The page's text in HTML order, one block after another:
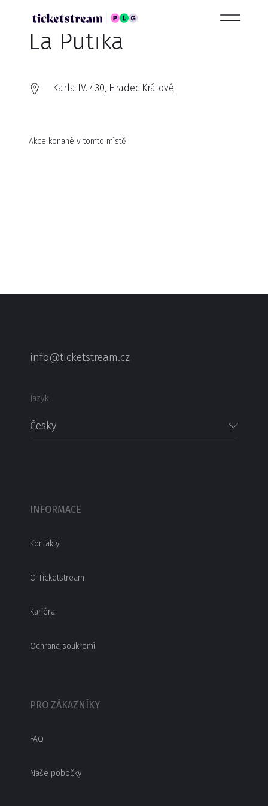
La Putika
Karla IV. 430, Hradec Králové
Akce konané v tomto místě
info@ticketstream.cz
Jazyk
Česky
INFORMACE
Kontakty
O Ticketstream
Kariéra
Ochrana soukromí
PRO ZÁKAZNÍKY
FAQ
Naše pobočky